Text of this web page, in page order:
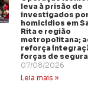
leva à prisão de
investigados por
homicídios em
Rita e região
metropolitana;
reforça
forças de
07/08/2026
Leia mais »